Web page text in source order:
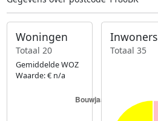
Woningen
Totaal 20
Gemiddelde WOZ
Waarde: € n/a
Inwoners
Totaal 35